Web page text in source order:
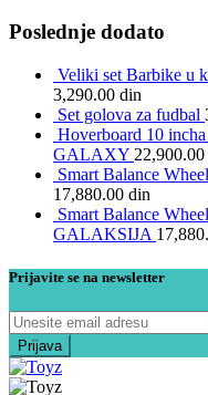
Poslednje dodato
Veliki set Barbike u
3,290.00 din
Set golova za fudbal
Hoverboard 10
GALAXY 22,900.00
Smart Balance
17,880.00 din
Smart Balance
GALAKSIJA
Prijavite se na newsletter